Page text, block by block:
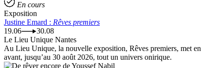
En cours
Exposition
Justine Emard : Rêves premiers
19.06
30.08
Le Lieu Unique Nantes
Au Lieu Unique, la nouvelle exposition, Rêves premiers, met en
avant, jusqu’au 30 août 2026, tout un univers onirique.